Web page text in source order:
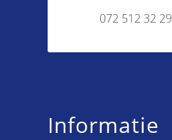
072 512 32 29
Informatie